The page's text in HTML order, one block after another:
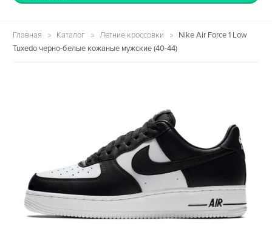
Главная Каталог Летние кроссовки
Nike Air Force 1 Low
Tuxedo черно-белые кожаные мужские (40-44)